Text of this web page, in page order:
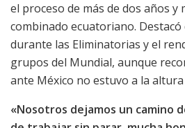
el proceso de más de dos años y
combinado ecuatoriano.
durante las Eliminatorias y el
grupos del Mundial, aunque
ante México no estuvo a la
«Nosotros dejamos un camino